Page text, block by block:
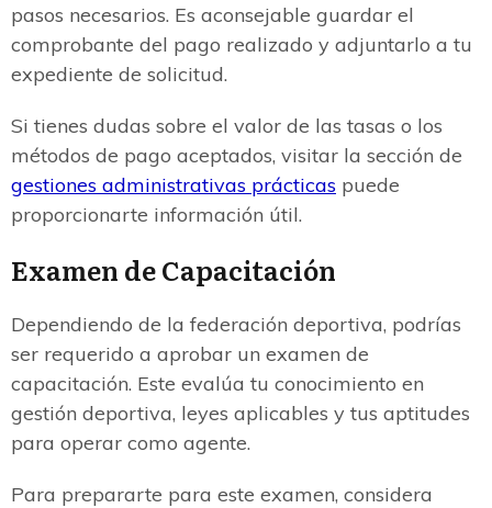
pasos necesarios. Es aconsejable guardar el
comprobante del pago realizado y adjuntarlo a tu
expediente de solicitud.
Si tienes dudas sobre el valor de las tasas o los
métodos de pago aceptados, visitar la sección de
gestiones administrativas prácticas puede
proporcionarte información útil.
Examen de Capacitación
Dependiendo de la federación deportiva, podrías
ser requerido a aprobar un examen de
capacitación. Este evalúa tu conocimiento en
gestión deportiva, leyes aplicables y tus aptitudes
para operar como agente.
Para prepararte para este examen, considera